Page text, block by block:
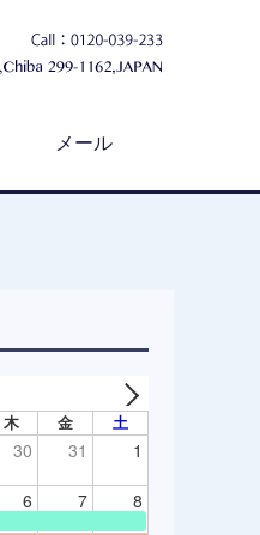
メール
木 金 土
30 31 1
6 7 8